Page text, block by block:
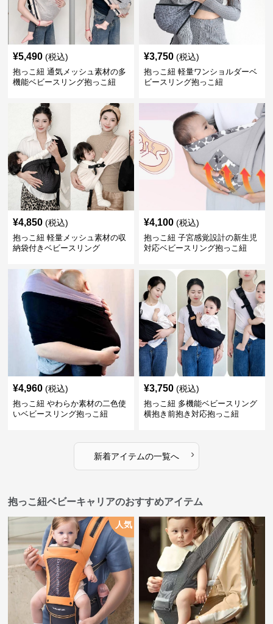
¥5,490 (税込)
抱っこ紐 通気メッシュ素材の多
機能ベビースリング抱っこ紐
¥3,750 (税込)
抱っこ紐 軽量ワンショルダーベ
ビースリング抱っこ紐
¥4,850 (税込)
抱っこ紐 軽量メッシュ素材の収
納袋付きベビースリング
¥4,100 (税込)
抱っこ紐 子宮感覚設計の新生児
対応ベビースリング抱っこ紐
¥4,960 (税込)
抱っこ紐 やわらか素材の二色使
いベビースリング抱っこ紐
¥3,750 (税込)
抱っこ紐 多機能ベビースリング
横抱き前抱き対応抱っこ紐
新着アイテムの一覧へ ›
抱っこ紐ベビーキャリアのおすすめアイテム
人気